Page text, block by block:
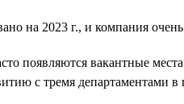
на 2023 г., и компания
появляются вакантные
с тремя